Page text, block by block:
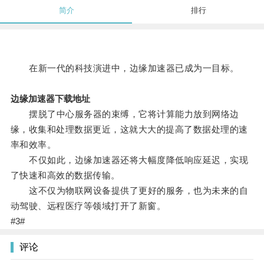
简介 排行
在新一代的科技演进中，边缘加速器已成为一目标。
边缘加速器下载地址
摆脱了中心服务器的束缚，它将计算能力放到网络边
缘，收集和处理数据更近，这就大大的提高了数据处理的速
率和效率。
不仅如此，边缘加速器还将大幅度降低响应延迟，实现
了快速和高效的数据传输。
这不仅为物联网设备提供了更好的服务，也为未来的自
动驾驶、远程医疗等领域打开了新窗。
#3#
评论